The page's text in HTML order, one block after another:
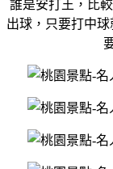
誰是安打王， 比
出球， 只要打中球